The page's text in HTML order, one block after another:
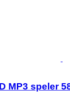
MP3 speler